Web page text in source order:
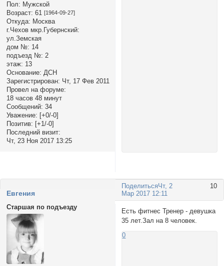
Пол: Мужской
Возраст: 61 [1964-09-27]
Откуда: Москва
г.Чехов мкр.Губернский:
ул.Земская
дом №: 14
подъезд №: 2
этаж: 13
Основание: ДСН
Зарегистрирован: Чт, 17 Фев 2011
Провел на форуме:
18 часов 48 минут
Сообщений: 34
Уважение: [+0/-0]
Позитив: [+1/-0]
Последний визит:
Чт, 23 Ноя 2017 13:25
Поделиться 10
Чт, 2
Мар 2017 12:11
Евгения
Старшая по подъезду
Есть фитнес Тренер - девушка
35 лет.Зал на 8 человек.
0